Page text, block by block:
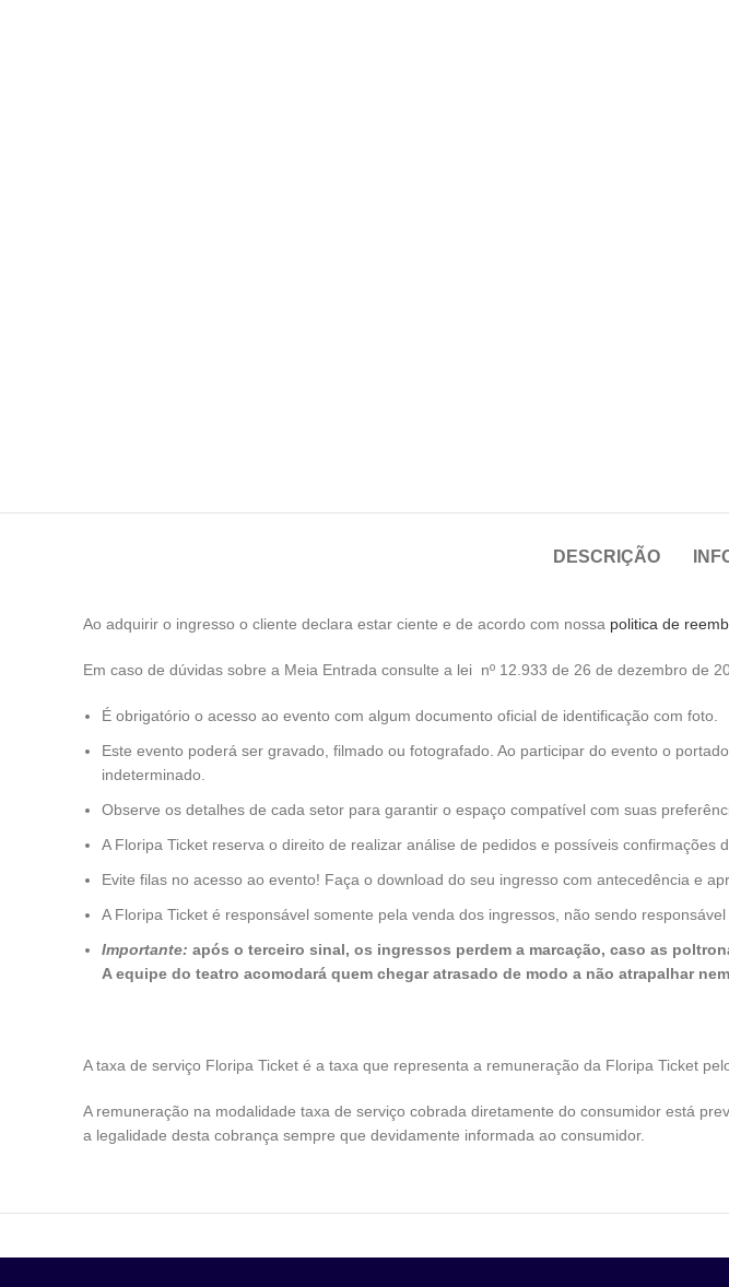
DESCRIÇÃO
Ao adquirir o ingresso o cliente declara estar ciente e de acordo com nossa politica de
Em caso de dúvidas sobre a Meia Entrada consulte a lei nº 12.933 de 26 de dezembro de
É obrigatório o acesso ao evento com algum documento oficial de identificação com foto.
Este evento poderá ser gravado, filmado ou fotografado. Ao participar do evento o
indeterminado.
Observe os detalhes de cada setor para garantir o espaço compatível com suas
A Floripa Ticket reserva o direito de realizar análise de pedidos e possíveis
Evite filas no acesso ao evento! Faça o download do seu ingresso com antecedência e
A Floripa Ticket é responsável somente pela venda dos ingressos, não sendo
Importante: após o terceiro sinal, os ingressos perdem a marcação, caso as
A equipe do teatro acomodará quem chegar atrasado de modo a não atrapalhar
A taxa de serviço Floripa Ticket é a taxa que representa a remuneração da Floripa Ticket
A remuneração na modalidade taxa de serviço cobrada diretamente do consumidor está
a legalidade desta cobrança sempre que devidamente informada ao consumidor.